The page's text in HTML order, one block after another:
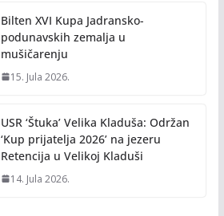
Bilten XVI Kupa Jadransko-
podunavskih zemalja u
mušičarenju
15. Jula 2026.
USR ‘Štuka’ Velika Kladuša: Održan
‘Kup prijatelja 2026’ na jezeru
Retencija u Velikoj Kladuši
14. Jula 2026.